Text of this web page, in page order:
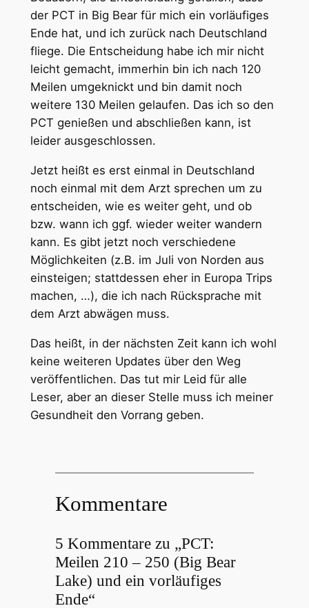
der PCT in Big Bear für mich ein vorläufiges
Ende hat, und ich zurück nach Deutschland
fliege. Die Entscheidung habe ich mir nicht
leicht gemacht, immerhin bin ich nach 120
Meilen umgeknickt und bin damit noch
weitere 130 Meilen gelaufen. Das ich so den
PCT genießen und abschließen kann, ist
leider ausgeschlossen.
Jetzt heißt es erst einmal in Deutschland
noch einmal mit dem Arzt sprechen um zu
entscheiden, wie es weiter geht, und ob
bzw. wann ich ggf. wieder weiter wandern
kann. Es gibt jetzt noch verschiedene
Möglichkeiten (z.B. im Juli von Norden aus
einsteigen; stattdessen eher in Europa Trips
machen, …), die ich nach Rücksprache mit
dem Arzt abwägen muss.
Das heißt, in der nächsten Zeit kann ich wohl
keine weiteren Updates über den Weg
veröffentlichen. Das tut mir Leid für alle
Leser, aber an dieser Stelle muss ich meiner
Gesundheit den Vorrang geben.
Kommentare
5 Kommentare zu „PCT:
Meilen 210 – 250 (Big Bear
Lake) und ein vorläufiges
Ende“